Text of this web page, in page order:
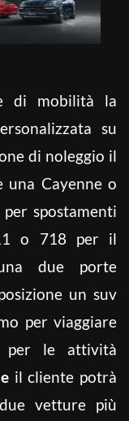
di mobilità la
su
di noleggio il
una Cayenne o
spostamenti
o 718 per il
due porte
un suv
per viaggiare
le attività
il cliente potrà
vetture più